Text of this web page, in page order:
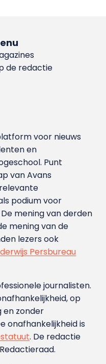
de redactie
voor nieuws
en
Punt
van Avans
podium voor
mening van derden
mening van de
lezers ook
Persbureau
journalisten.
op
en zonder
onafhankelijkheid is
. De redactie